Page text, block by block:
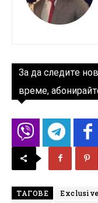
За да следите
време,
ТАГОВЕ Exclusive